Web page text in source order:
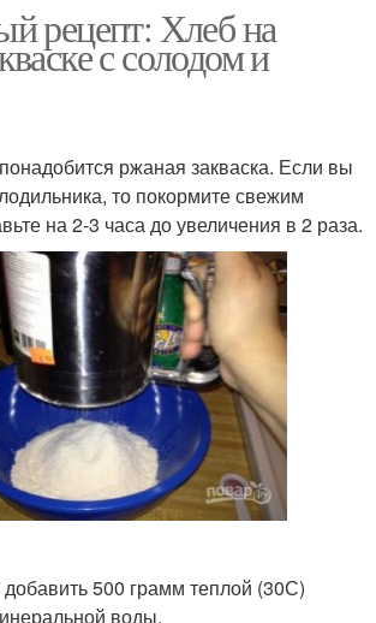
рецепт: Хлеб на
с солодом и
ржаная закваска. Если вы
то покормите свежим
на 2-3 часа до увеличения в 2 раза.
добавить 500 грамм теплой (30С)
воды,